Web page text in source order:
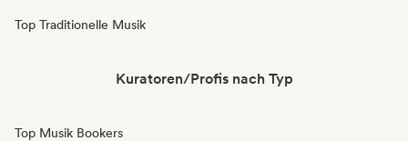
Top Traditionelle Musik
Kuratoren/Profis nach Typ
Top Musik Bookers